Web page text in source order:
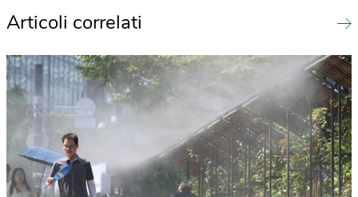
Articoli correlati